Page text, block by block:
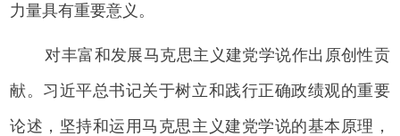
力量具有重要意义。
对丰富和发展马克思主义建党学说作出原创性贡
献。习近平总书记关于树立和践行正确政绩观的重要
论述，坚持和运用马克思主义建党学说的基本原理，